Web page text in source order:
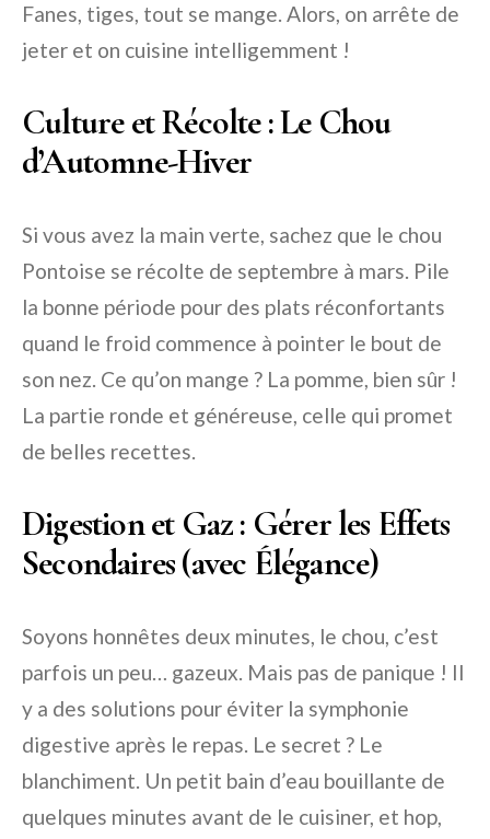
Fanes, tiges, tout se mange. Alors, on arrête de
jeter et on cuisine intelligemment !
Culture et Récolte : Le Chou
d’Automne-Hiver
Si vous avez la main verte, sachez que le chou
Pontoise se récolte de septembre à mars. Pile
la bonne période pour des plats réconfortants
quand le froid commence à pointer le bout de
son nez. Ce qu’on mange ? La pomme, bien sûr !
La partie ronde et généreuse, celle qui promet
de belles recettes.
Digestion et Gaz : Gérer les Effets
Secondaires (avec Élégance)
Soyons honnêtes deux minutes, le chou, c’est
parfois un peu… gazeux. Mais pas de panique ! Il
y a des solutions pour éviter la symphonie
digestive après le repas. Le secret ? Le
blanchiment. Un petit bain d’eau bouillante de
quelques minutes avant de le cuisiner, et hop,